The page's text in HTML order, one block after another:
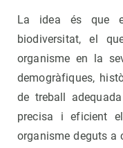
La idea és que
biodiversitat, el
organisme en la
demogràfiques,
de treball
precisa i eficient
organisme deguts a